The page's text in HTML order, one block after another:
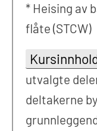
* Heising av
flåte (STCW)
utvalgte
deltakerne